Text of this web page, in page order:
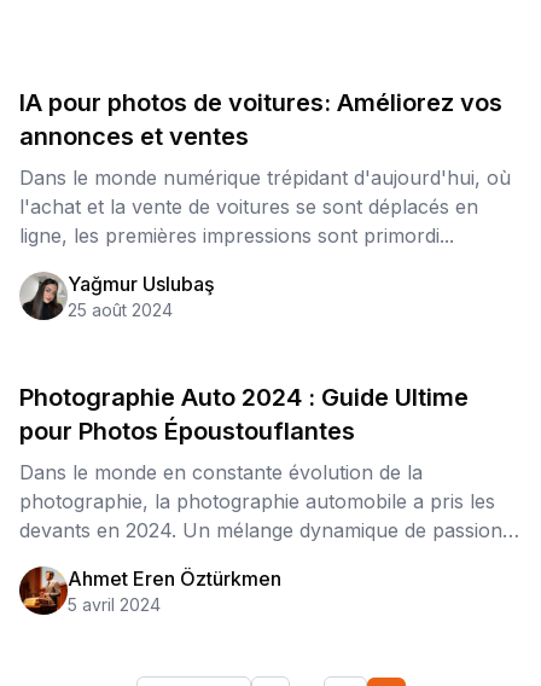
IA pour photos de voitures: Améliorez vos
annonces et ventes
Dans le monde numérique trépidant d'aujourd'hui, où
l'achat et la vente de voitures se sont déplacés en
ligne, les premières impressions sont primordi...
Yağmur Uslubaş
25 août 2024
Photographie Auto 2024 : Guide Ultime
pour Photos Époustouflantes
Dans le monde en constante évolution de la
photographie, la photographie automobile a pris les
devants en 2024. Un mélange dynamique de passion
Ahmet Eren Öztürkmen
5 avril 2024